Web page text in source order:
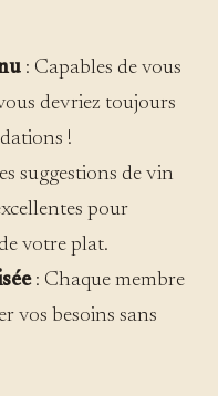
: Capables de vous
devriez toujours
!
suggestions de vin
pour
votre plat.
: Chaque membre
vos besoins sans